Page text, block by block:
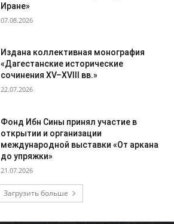
Иране»
07.08.2026
Издана коллективная монография
«Дагестанские исторические
сочинения XV–XVIII вв.»
22.07.2026
Фонд Ибн Сины принял участие в
открытии и организации
международной выставки «От аркана
до упряжки»
21.07.2026
Загрузить больше